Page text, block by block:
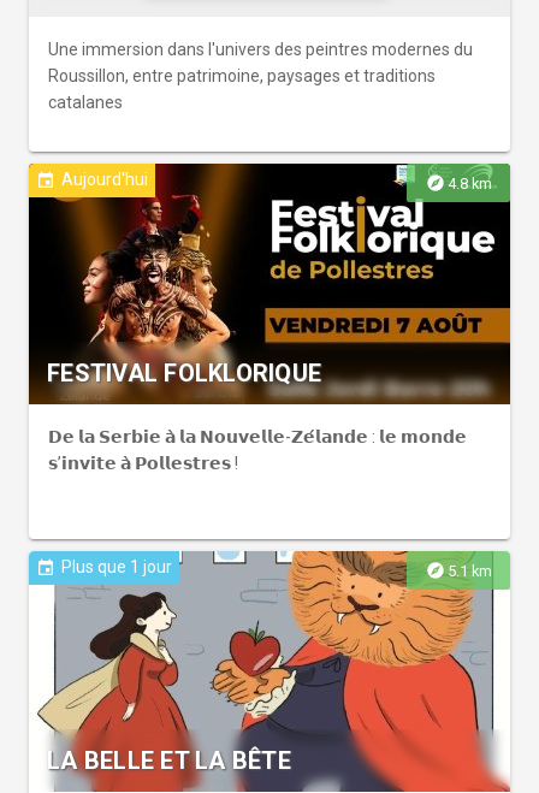
Une immersion dans l'univers des peintres modernes du
Roussillon, entre patrimoine, paysages et traditions
catalanes
explore 4.8 km
event Aujourd'hui
FESTIVAL FOLKLORIQUE
𝗗𝗲 𝗹𝗮 𝗦𝗲𝗿𝗯𝗶𝗲 𝗮̀ 𝗹𝗮 𝗡𝗼𝘂𝘃𝗲𝗹𝗹𝗲-𝗭𝗲́𝗹𝗮𝗻𝗱𝗲 : 𝗹𝗲 𝗺𝗼𝗻𝗱𝗲
𝘀’𝗶𝗻𝘃𝗶𝘁𝗲 𝗮̀ 𝗣𝗼𝗹𝗹𝗲𝘀𝘁𝗿𝗲𝘀 !
explore 5.1 km
event Plus que 1 jour
LA BELLE ET LA BÊTE